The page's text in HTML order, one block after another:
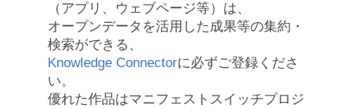
（アプリ、ウェブページ等）は、
オープンデータを活用した成果等の集約・
検索ができる、
Knowledge Connectorに必ずご登録くださ
い。
優れた作品はマニフェストスイッチプロジ